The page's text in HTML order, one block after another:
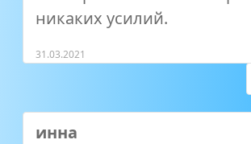
никаких усилий.
31.03.2021
инна